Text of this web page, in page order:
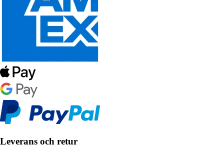
Leverans och retur